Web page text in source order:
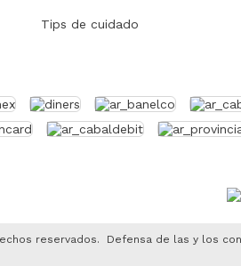
Tips de cuidado
reservados. Defensa de las y los